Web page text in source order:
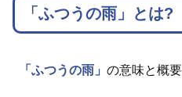
「ふつうの雨」とは?
「ふつうの雨」 の意味と概